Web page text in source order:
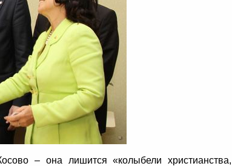
– она лишится «колыбели христианства,